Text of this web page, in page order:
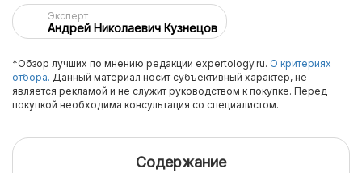
Эксперт
Андрей Николаевич Кузнецов
*Обзор лучших по мнению редакции expertology.ru. О критериях
отбора. Данный материал носит субъективный характер, не
является рекламой и не служит руководством к покупке. Перед
покупкой необходима консультация со специалистом.
Содержание